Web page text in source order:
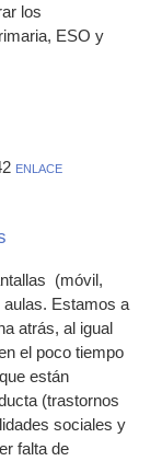
los
ESO y
ENLACE
(móvil,
aulas. Estamos a
atrás, al igual
el poco tiempo
están
(trastornos
sociales y
falta de